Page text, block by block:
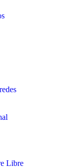
Libre